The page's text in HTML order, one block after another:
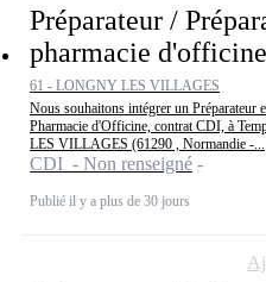
Préparateur /
pharmacie
61 - LONGNY LES VILLAGES
Nous souhaitons intégrer un Préparateur
Pharmacie d'Officine, contrat CDI, à
LES VILLAGES (61290 , Normandie -...
CDI - Non renseigné
Publié il y a plus de 30 jours